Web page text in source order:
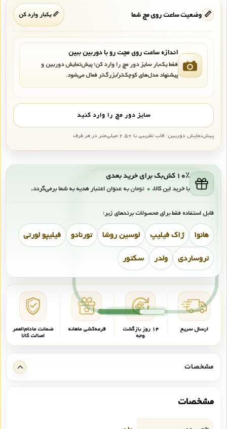
📏 وضعیت ساعت روی مچ شما 📏 یکبار وارد کن
اندازه ساعت روی مچت رو با دوربین ببین
فقط یک‌بار سایز دور مچ را وارد کن؛ پیش‌نمایش دوربین و
پیشنهاد مدل‌های کوچک‌تر/بزرگ‌تر فعال می‌شود.
سایز دور مچ را وارد کنید
پیش‌نمایش دوربین: قاب تقریبی با +۲.۵ میلی‌متر در هر طرف
۱۰٪ کش‌بک برای خرید بعدی
با خرید این کالا، ۰ تومانبه عنوان اعتبار هدیه به شما برمی‌گردد.
قابل استفاده فقط برای محصولات برندهای زیر:
هانوا ژاک فیلیپ لوسین روشا تورنادو
فیلیپو لورتی
تروساردی
ولدر سکتور
ارسال سریع ۱۴ روز بازگشت
وجه
قرعه‌کشی ماهانه ضمانت مادام‌العمر
اصالت کالا
مشخصات
مشخصات